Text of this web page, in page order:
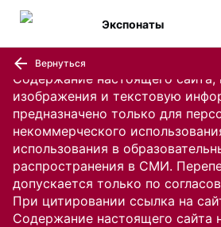
Содержание настоящего сайта,
изображения и текстовую
предназначено только для
некоммерческого
использования в
распространения в СМИ.
допускается только по
При цитировании ссылка на
Содержание настоящего сайта
Экспонаты
Вернуться